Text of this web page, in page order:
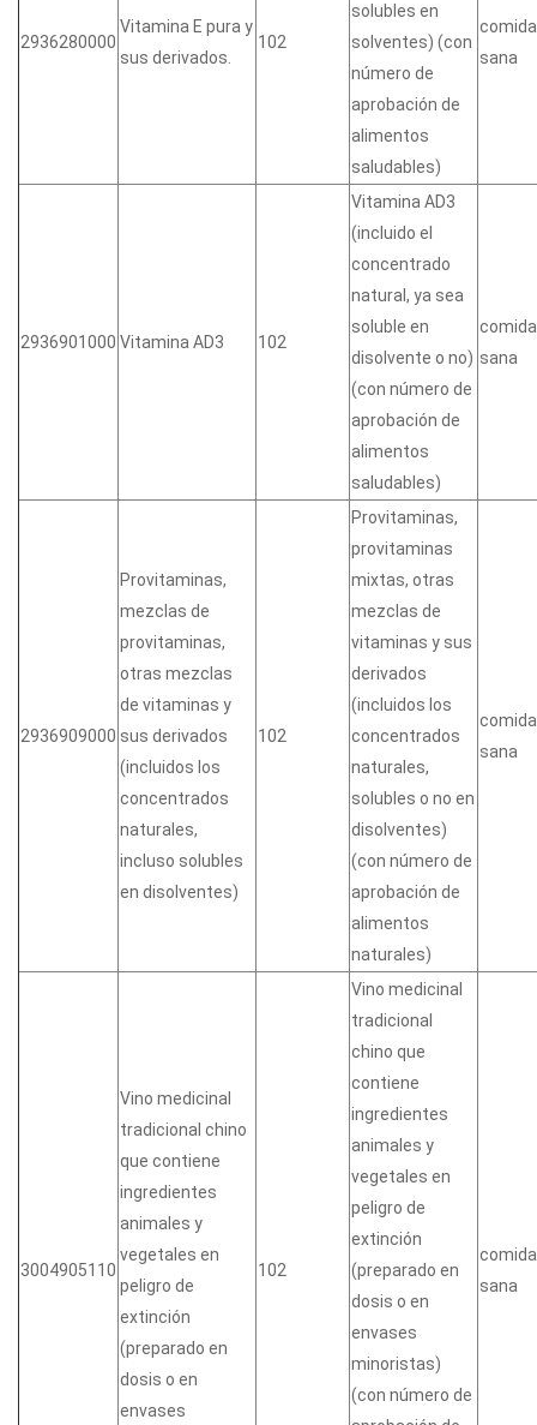
2936280000
Vitamina E pura y
sus derivados.
102
solubles en
solventes) (con
número de
aprobación de
alimentos
saludables)
comida
sana
2936901000 Vitamina AD3 102
Vitamina AD3
(incluido el
concentrado
natural, ya sea
soluble en
disolvente o no)
(con número de
aprobación de
alimentos
saludables)
comida
sana
2936909000
Provitaminas,
mezclas de
provitaminas,
otras mezclas
de vitaminas y
sus derivados
(incluidos los
concentrados
naturales,
incluso solubles
en disolventes)
102
Provitaminas,
provitaminas
mixtas, otras
mezclas de
vitaminas y sus
derivados
(incluidos los
concentrados
naturales,
solubles o no en
disolventes)
(con número de
aprobación de
alimentos
naturales)
comida
sana
3004905110
Vino medicinal
tradicional chino
que contiene
ingredientes
animales y
vegetales en
peligro de
extinción
(preparado en
dosis o en
envases
102
Vino medicinal
tradicional
chino que
contiene
ingredientes
animales y
vegetales en
peligro de
extinción
(preparado en
dosis o en
envases
minoristas)
(con número de
comida
sana